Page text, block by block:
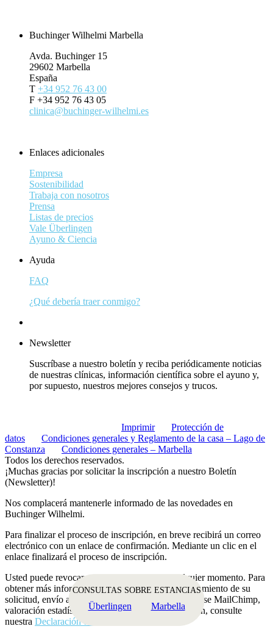
CONSULTAS SOBRE ESTANCIAS
Überlingen Marbella
Buchinger Wilhelmi Marbella
Avda. Buchinger 15
29602 Marbella
España
T +34 952 76 43 00
F +34 952 76 43 05
clinica@buchinger-wilhelmi.es
Enlaces adicionales
Empresa
Sostenibilidad
Trabaja con nosotros
Prensa
Listas de precios
Vale Überlingen
Ayuno & Ciencia
Ayuda
FAQ
¿Qué debería traer conmigo?
Newsletter
Suscríbase a nuestro boletín y reciba periódicamente noticias
de nuestras clínicas, información científica sobre el ayuno y,
por supuesto, nuestros mejores consejos y trucos.
Imprimir| Protección de
datos
Condiciones generales y Reglamento de la casa – Lago de
Constanza
Condiciones generales – Marbella
Todos los derechos reservados.
¡Muchas gracias por solicitar la inscripción a nuestro Boletín
(Newsletter)!
Nos complacerá mantenerle informado de las novedades en
Buchinger Wilhelmi.
Para finalizar el proceso de inscripción, en breve recibirá un correo
electrónico con un enlace de confirmación. Mediante un clic en el
enlace finalizará el proceso de inscripción.
Usted puede revocar su consentimiento en cualquier momento. Para
obtener más información sobre los contenidos, tratamiento de su
solicitud, envío a través del proveedor estadounidense MailChimp,
valoración estadística y posibilidades de cancelación, consulte
nuestra Declaración de Protección de Datos